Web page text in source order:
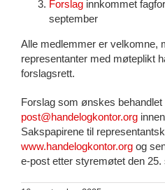
Forslag innkommet
september
Alle medlemmer er velkomne,
representanter med møteplikt
forslagsrett.
Forslag som ønskes
post@handelogkontor.org
Sakspapirene til
www.handelogkontor.org og
e-post etter styremøtet den 25.